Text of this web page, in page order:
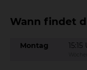
Wann findet
Montag 15:15